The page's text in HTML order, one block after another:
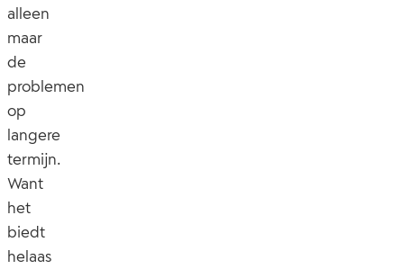
alleen
maar
de
problemen
op
langere
termijn.
Want
het
biedt
helaas